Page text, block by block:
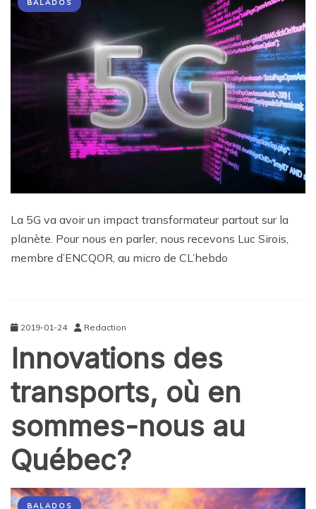
BALADOS
La 5G va avoir un impact transformateur partout sur la
planète. Pour nous en parler, nous recevons Luc Sirois,
membre d’ENCQOR, au micro de CL’hebdo
2019-01-24 Redaction
Innovations des
transports, où en
sommes-nous au
Québec?
BALADOS